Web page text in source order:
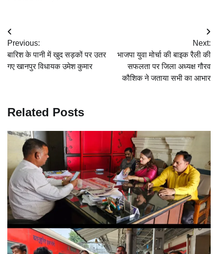
Post
navigation
Previous:
बारिश के पानी में खुद सड़कों पर उतर
गए खानपुर विधायक उमेश कुमार
Next:
भाजपा युवा मोर्चा की बाइक रैली की
सफलता पर जिला अध्यक्ष गौरव
कौशिक ने जताया सभी का आभार
Related Posts